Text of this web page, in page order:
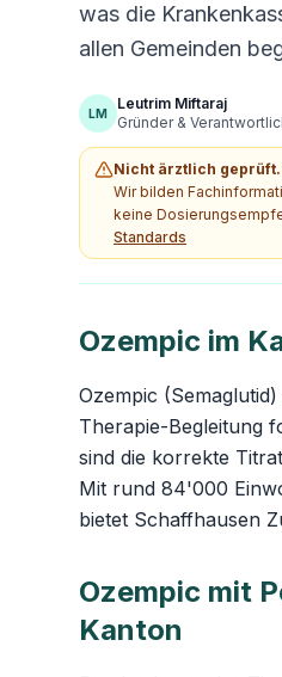
was die
allen Gemeinden
LM
Leutrim Miftaraj
Gründer &
Nicht ärztlich geprüft.
Wir bilden
keine
Standards
Ozempic im
Ozempic
Therapie-Begleitung
sind die korrekte
Mit rund 84'000
bietet Schaffhausen
Ozempic mit
Kanton